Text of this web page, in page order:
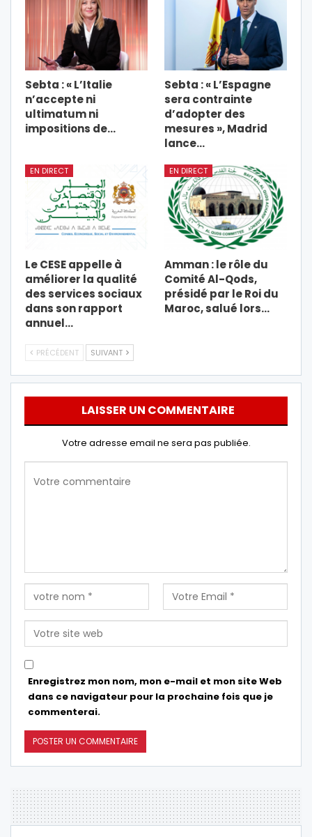
Sebta : « L’Italie
n’accepte ni
ultimatum ni
impositions de…
Sebta : « L’Espagne
sera contrainte
d’adopter des
mesures », Madrid
lance…
EN DIRECT
Le CESE appelle à
améliorer la qualité
des services sociaux
dans son rapport
annuel…
EN DIRECT
Amman : le rôle du
Comité Al-Qods,
présidé par le Roi du
Maroc, salué lors…
PRÉCÉDENT SUIVANT
LAISSER UN COMMENTAIRE
Votre adresse email ne sera pas publiée.
Enregistrez mon nom, mon e-mail et mon site Web
dans ce navigateur pour la prochaine fois que je
commenterai.